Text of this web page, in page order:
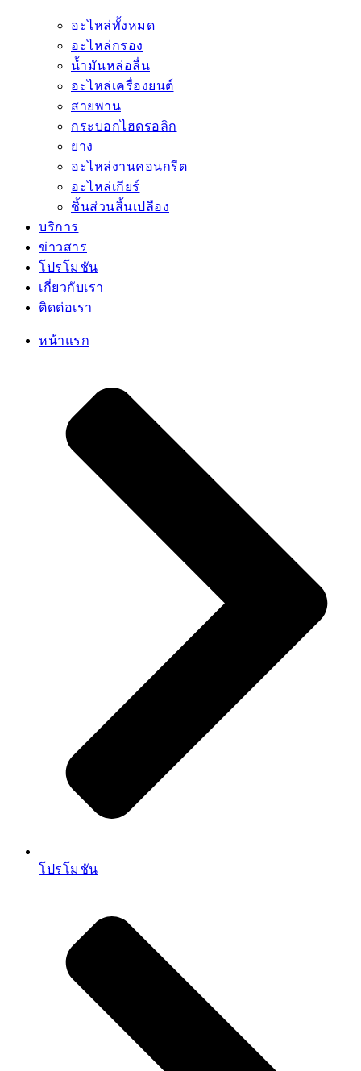
อะไหล่ทั้งหมด
อะไหล่กรอง
น้ำมันหล่อลื่น
อะไหล่เครื่องยนต์
สายพาน
กระบอกไฮดรอลิก
ยาง
อะไหล่งานคอนกรีต
อะไหล่เกียร์
ชิ้นส่วนสิ้นเปลือง
บริการ
ข่าวสาร
โปรโมชัน
เกี่ยวกับเรา
ติดต่อเรา
หน้าแรก
โปรโมชัน